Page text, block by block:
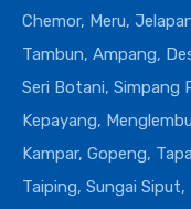
Chemor, Meru,
Tambun, Ampang,
Seri Botani, Simpang
Kepayang,
Kampar, Gopeng,
Taiping, Sungai